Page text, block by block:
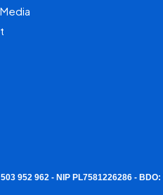
952 962 - NIP PL7581226286 - BDO: